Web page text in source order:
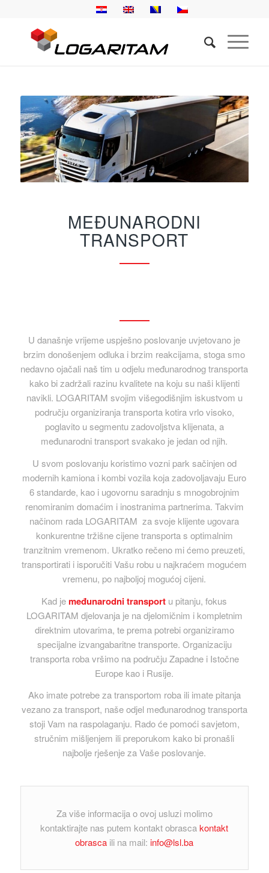
MEĐUNARODNI
TRANSPORT
U današnje vrijeme uspješno poslovanje uvjetovano je
brzim donošenjem odluka i brzim reakcijama, stoga smo
nedavno ojačali naš tim u odjelu međunarodnog transporta
kako bi zadržali razinu kvalitete na koju su naši klijenti
navikli. LOGARITAM svojim višegodišnjim iskustvom u
području organiziranja transporta kotira vrlo visoko,
poglavito u segmentu zadovoljstva klijenata, a
međunarodni transport svakako je jedan od njih.
U svom poslovanju koristimo vozni park sačinjen od
modernih kamiona i kombi vozila koja zadovoljavaju Euro
6 standarde, kao i ugovornu saradnju s mnogobrojnim
renomiranim domaćim i inostranima partnerima. Takvim
načinom rada LOGARITAM za svoje klijente ugovara
konkurentne tržišne cijene transporta s optimalnim
tranzitnim vremenom. Ukratko rečeno mi ćemo preuzeti,
transportirati i isporučiti Vašu robu u najkraćem mogućem
vremenu, po najboljoj mogućoj cijeni.
Kad jemeđunarodni transport u pitanju, fokus
LOGARITAM djelovanja je na djelomičnim i kompletnim
direktnim utovarima, te prema potrebi organiziramo
specijalne izvangabaritne transporte. Organizaciju
transporta roba vršimo na području Zapadne i Istočne
Europe kao i Rusije.
Ako imate potrebe za transportom roba ili imate pitanja
vezano za transport, naše odjel međunarodnog transporta
stoji Vam na raspolaganju. Rado će pomoći savjetom,
stručnim mišljenjem ili preporukom kako bi pronašli
najbolje rješenje za Vaše poslovanje.
Za više informacija o ovoj usluzi molimo
kontaktirajte nas putem kontakt obrascakontakt
obrasca ili na mail:info@lsl.ba